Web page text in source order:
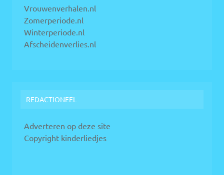
Vrouwenverhalen.nl
Zomerperiode.nl
Winterperiode.nl
Afscheidenverlies.nl
REDACTIONEEL
Adverteren op deze site
Copyright kinderliedjes